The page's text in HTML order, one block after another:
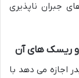
جبران ناپذیری
اجازه می دهد با